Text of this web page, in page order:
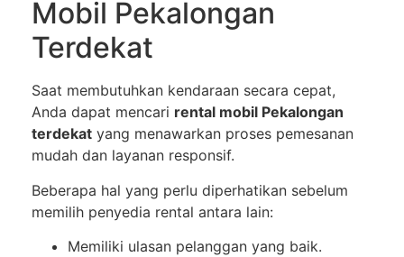
Mobil Pekalongan
Terdekat
Saat membutuhkan kendaraan secara cepat,
Anda dapat mencari rental mobil Pekalongan
terdekat yang menawarkan proses pemesanan
mudah dan layanan responsif.
Beberapa hal yang perlu diperhatikan sebelum
memilih penyedia rental antara lain:
Memiliki ulasan pelanggan yang baik.